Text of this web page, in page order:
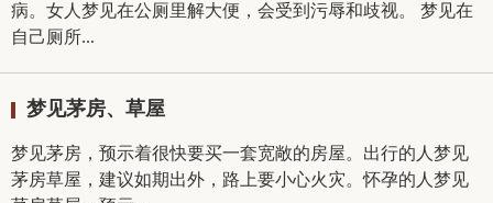
病。女人梦见在公厕里解大便，会受到污辱和歧视。 梦见在
自己厕所...
梦见茅房、草屋
梦见茅房，预示着很快要买一套宽敞的房屋。出行的人梦见
茅房草屋，建议如期出外，路上要小心火灾。怀孕的人梦见